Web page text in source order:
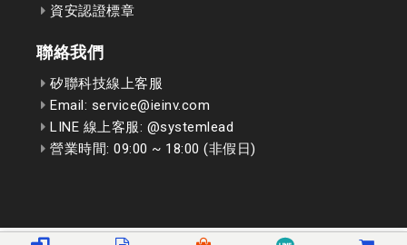
資安認證標章
聯絡我們
矽聯科技線上客服
Email: service@ieinv.com
LINE 線上客服: @systemlead
營業時間: 09:00 ~ 18:00 (非假日)